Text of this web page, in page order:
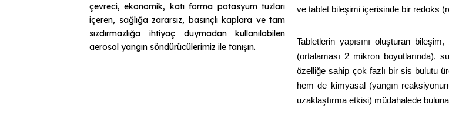
çevreci, ekonomik, katı forma potasyum tuzları
içeren, sağlığa zararsız, basınçlı kaplara ve tam
sızdırmazlığa ihtiyaç duymadan kullanılabilen
aerosol yangın söndürücülerimiz ile tanışın.
ve tablet bileşimi içerisinde bir redoks
Tabletlerin yapısını oluşturan
(ortalaması 2 mikron boyutlarında),
özelliğe sahip çok fazlı bir sis bulutu
hem de kimyasal (yangın
uzaklaştırma etkisi) müdahalede